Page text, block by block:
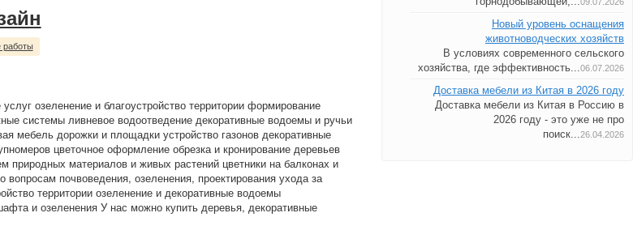
озеленение и благоустройство территории формирование
системы ливневое водоотведение декоративные водоемы и ручьи
мебель дорожки и площадки устройство газонов декоративные
цветочное оформление обрезка и кронирование деревьев
природных материалов и живых растений цветники на балконах и
вопросам почвоведения, озеленения, проектирования ухода за
территории озеленение и декоративные водоемы
и озеленения У нас можно купить деревья, декоративные
Новый уровень оснащения
животноводческих хозяйств
В условиях современного сельского
хозяйства, где эффективность...06.07.2026
Доставка мебели из Китая в 2026 году
Доставка мебели из Китая в Россию в
2026 году - это уже не про
поиск...26.04.2026